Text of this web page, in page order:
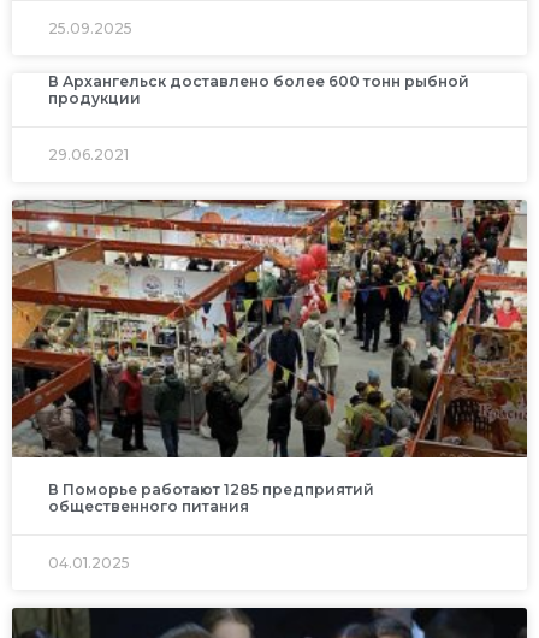
25.09.2025
В Архангельск доставлено более 600 тонн рыбной
продукции
29.06.2021
В Поморье работают 1285 предприятий
общественного питания
04.01.2025